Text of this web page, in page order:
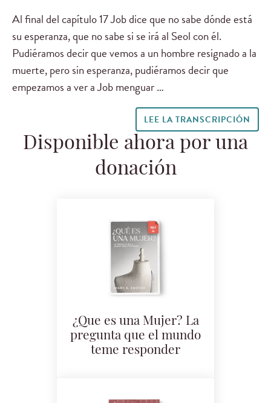
Al final del capítulo 17 Job dice que no sabe dónde está
su esperanza, que no sabe si se irá al Seol con él.
Pudiéramos decir que vemos a un hombre resignado a la
muerte, pero sin esperanza, pudiéramos decir que
empezamos a ver a Job menguar …
LEE LA TRANSCRIPCIÓN
Disponible ahora por una
donación
¿Que es una Mujer? La
pregunta que el mundo
teme responder